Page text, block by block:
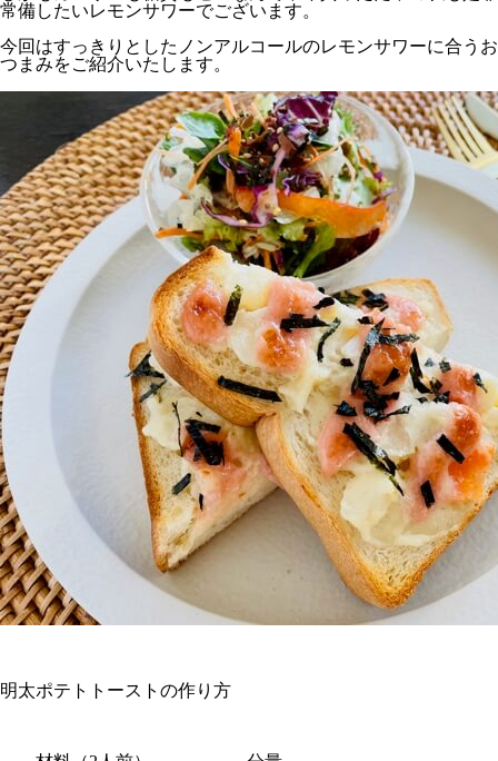
常備したいレモンサワーでございます。
今回はすっきりとしたノンアルコールのレモンサワーに合うお
つまみをご紹介いたします。
明太ポテトトーストの作り方